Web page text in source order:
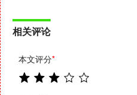
相关评论
本文评分*